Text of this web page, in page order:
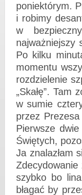
poniektórym.
i robimy
w
najważniejszy
Po kilku
momentu
rozdzielenie
„Skałę”. Tam
w sumie
przez
Pierwsze
Świętych,
Ja znalazłam
szybko bo
błagać by